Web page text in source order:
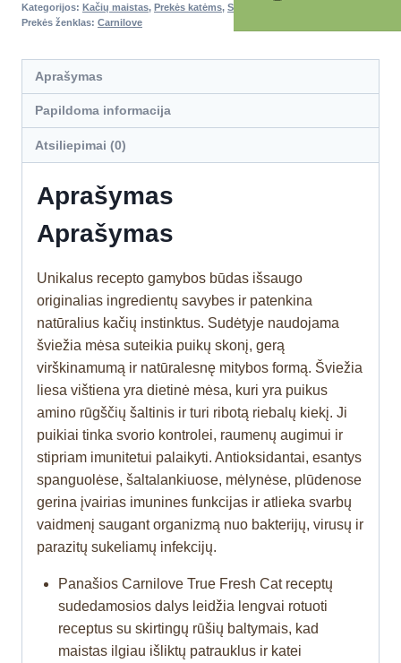
Kategorijos: Kačių maistas, Prekės katėms, Sausas maistas katėms
Prekės ženklas: Carnilove
Aprašymas
Papildoma informacija
Atsiliepimai (0)
Aprašymas
Aprašymas
Unikalus recepto gamybos būdas išsaugo
originalias ingredientų savybes ir patenkina
natūralius kačių instinktus. Sudėtyje naudojama
šviežia mėsa suteikia puikų skonį, gerą
virškinamumą ir natūralesnę mitybos formą. Šviežia
liesa vištiena yra dietinė mėsa, kuri yra puikus
amino rūgščių šaltinis ir turi ribotą riebalų kiekį. Ji
puikiai tinka svorio kontrolei, raumenų augimui ir
stipriam imunitetui palaikyti. Antioksidantai, esantys
spanguolėse, šaltalankiuose, mėlynėse, plūdenose
gerina įvairias imunines funkcijas ir atlieka svarbų
vaidmenį saugant organizmą nuo bakterijų, virusų ir
parazitų sukeliamų infekcijų.
Panašios Carnilove True Fresh Cat receptų
sudedamosios dalys leidžia lengvai rotuoti
receptus su skirtingų rūšių baltymais, kad
maistas ilgiau išliktų patrauklus ir katei